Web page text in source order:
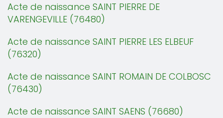
Acte de naissance SAINT PIERRE DE
VARENGEVILLE (76480)
Acte de naissance SAINT PIERRE LES ELBEUF
(76320)
Acte de naissance SAINT ROMAIN DE COLBOSC
(76430)
Acte de naissance SAINT SAENS (76680)